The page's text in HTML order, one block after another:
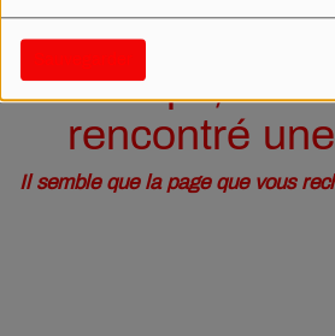
Oups,
rencontré
Il semble que la page que vous